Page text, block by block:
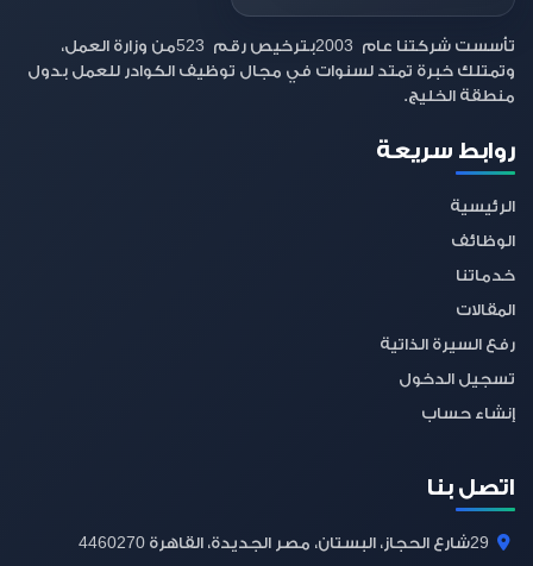
تأسست شركتنا عام 2003بترخيص رقم 523من وزارة العمل،
وتمتلك خبرة تمتد لسنوات في مجال توظيف الكوادر للعمل بدول
منطقة الخليج.
روابط سريعة
الرئيسية
الوظائف
خدماتنا
المقالات
رفع السيرة الذاتية
تسجيل الدخول
إنشاء حساب
اتصل بنا
29شارع الحجاز، البستان، مصر الجديدة، القاهرة 4460270